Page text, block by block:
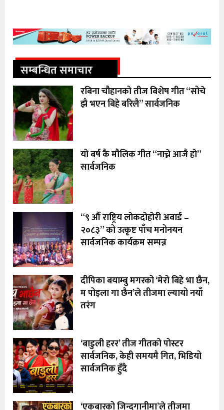
सम्बन्धित समाचार
रबिना चौहानको तीज बिशेष गीत “सोचे
झै भएन बिहे बरिलै” सार्वजनिक
यो बर्ष कै मौलिक गीत “नाच्ने आजै हो”
सार्वजनिक
“९ औँ राष्ट्रिय लोकदोहोरी अवार्ड –
२०८३” को उत्कृष्ट पाँच मनोनयन
सार्वजनिक कार्यक्रम सम्पन्न
दीपिका बयाम्बु मगरको ‘मेरो बिहे भा छैन,
म पोइला गा छैन’ले तीजमा ल्यायो नयाँ
तरंग
‘बाडुली हरर’ तीज गीतको पोस्टर
सार्वजनिक, केही समयमै गित, भिडियो
सार्वजनिक हुँदै
‘एकबारको जिन्दगानीमा’ले तीजमा